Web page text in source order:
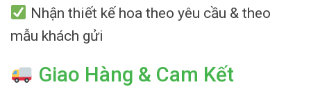
Nhận thiết kế hoa theo yêu cầu & theo
mẫu khách gửi
Giao Hàng & Cam Kết